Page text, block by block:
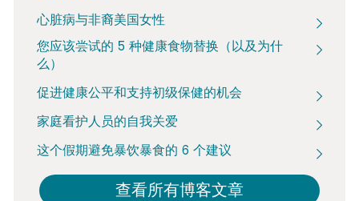
心脏病与非裔美国女性
您应该尝试的 5 种健康食物替换（以及为什
么）
促进健康公平和支持初级保健的机会
家庭看护人员的自我关爱
这个假期避免暴饮暴食的 6 个建议
查看所有博客文章